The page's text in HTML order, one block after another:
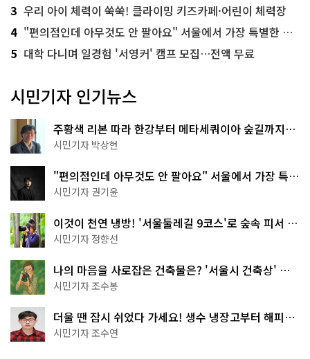
3 우리 아이 체력이 쑥쑥! 클라이밍 키즈카페·어린이 체력장
4 "편의점인데 아무것도 안 팔아요" 서울에서 가장 특별한 편의점의 정체
5 대학 다니며 일경험 '서영커' 캠프 모집…전액 무료
시민기자 인기뉴스
주황색 리본 따라 한강부터 메타세쿼이아 숲길까지…
서울둘레길 15코스
시민기자 박상현
"편의점인데 아무것도 안 팔아요" 서울에서 가장 특별
한 편의점의 정체
시민기자 권기윤
이것이 천연 냉방! '서울둘레길 9코스'로 숲속 피서 떠
나볼까
시민기자 정향선
나의 마음을 사로잡은 건축물은? '서울시 건축상' 수
상작 공개!
시민기자 조수봉
더울 땐 잠시 쉬었다 가세요! 생수 냉장고부터 해피소
·무더위쉼터까지
시민기자 조수연